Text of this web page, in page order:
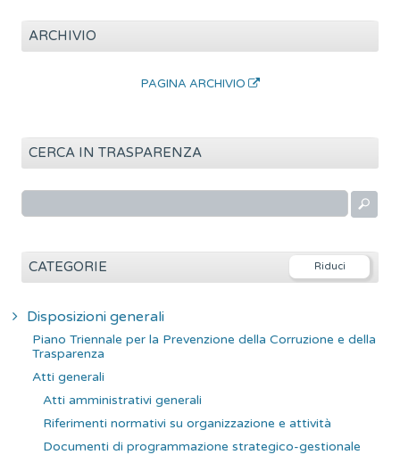
ARCHIVIO
PAGINA ARCHIVIO
CERCA IN TRASPARENZA
r
CATEGORIE
Disposizioni generali
Piano Triennale per la Prevenzione della Corruzione e della
Trasparenza
Atti generali
Atti amministrativi generali
Riferimenti normativi su organizzazione e attività
Documenti di programmazione strategico-gestionale